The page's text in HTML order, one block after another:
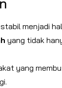
menjadi
yang tidak
yang